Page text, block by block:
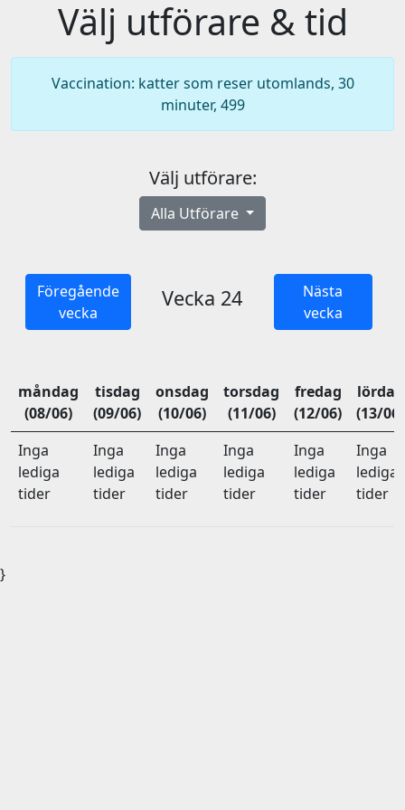
Välj utförare & tid
Vaccination: katter som reser utomlands, 30
minuter, 499
Välj utförare:
Alla Utförare
Föregående
vecka
Vecka 24
Nästa
vecka
måndag
(08/06)
tisdag
(09/06)
onsdag
(10/06)
torsdag
(11/06)
fredag
(12/06)
lördag
(13/06)
Inga
lediga
tider
Inga
lediga
tider
Inga
lediga
tider
Inga
lediga
tider
Inga
lediga
tider
Inga
lediga
tider
}